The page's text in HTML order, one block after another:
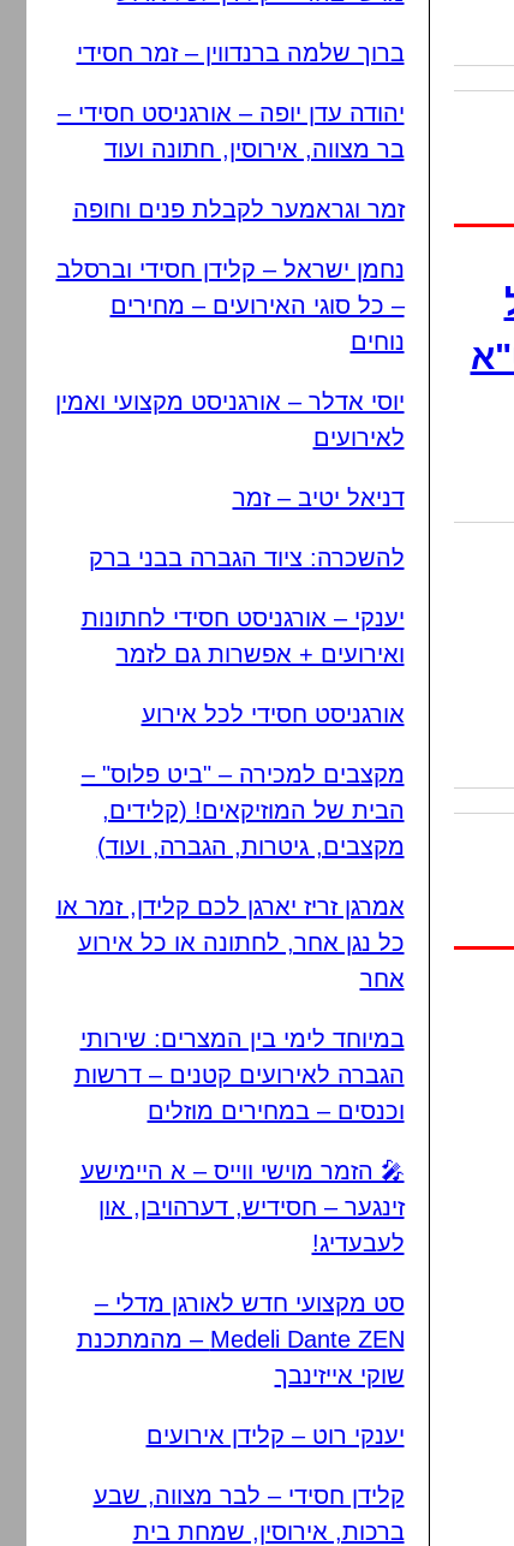
ברוך שלמה ברנדווין – זמר חסידי
יהודה עדן יופה – אורגניסט חסידי –
בר מצווה, אירוסין, חתונה ועוד
זמר וגראמער לקבלת פנים וחופה
נחמן ישראל – קלידן חסידי וברסלב
– כל סוגי האירועים – מחירים
נוחים
יוסי אדלר – אורגניסט מקצועי ואמין
לאירועים
דניאל יטיב – זמר
להשכרה: ציוד הגברה בבני ברק
יענקי – אורגניסט חסידי לחתונות
ואירועים + אפשרות גם לזמר
אורגניסט חסידי לכל אירוע
מקצבים למכירה – "ביט פלוס" –
הבית של המוזיקאים! (קלידים,
מקצבים, גיטרות, הגברה, ועוד)
אמרגן זריז יארגן לכם קלידן, זמר או
כל נגן אחר, לחתונה או כל אירוע
אחר
במיוחד לימי בין המצרים: שירותי
הגברה לאירועים קטנים – דרשות
וכנסים – במחירים מוזלים
🎤 הזמר מוישי ווייס – א היימישע
זינגער – חסידיש, דערהויבן, און
לעבעדיג!
סט מקצועי חדש לאורגן מדלי –
Medeli Dante ZEN – מהמתכנת
שוקי אייזינבך
יענקי רוט – קלידן אירועים
קלידן חסידי – לבר מצווה, שבע
ברכות, אירוסין, שמחת בית